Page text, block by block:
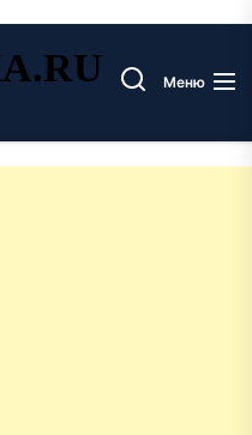
Меню